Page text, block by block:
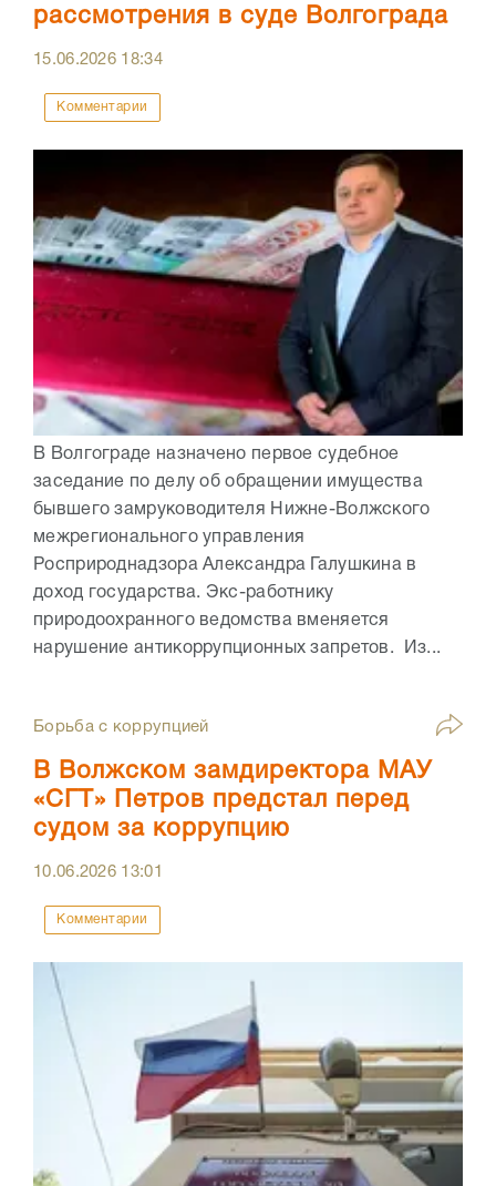
рассмотрения в суде Волгограда
15.06.2026 18:34
Комментарии
В Волгограде назначено первое судебное
заседание по делу об обращении имущества
бывшего замруководителя Нижне-Волжского
межрегионального управления
Росприроднадзора Александра Галушкина в
доход государства. Экс-работнику
природоохранного ведомства вменяется
нарушение антикоррупционных запретов. Из...
Борьба с коррупцией
В Волжском замдиректора МАУ
«СГТ» Петров предстал перед
судом за коррупцию
10.06.2026 13:01
Комментарии